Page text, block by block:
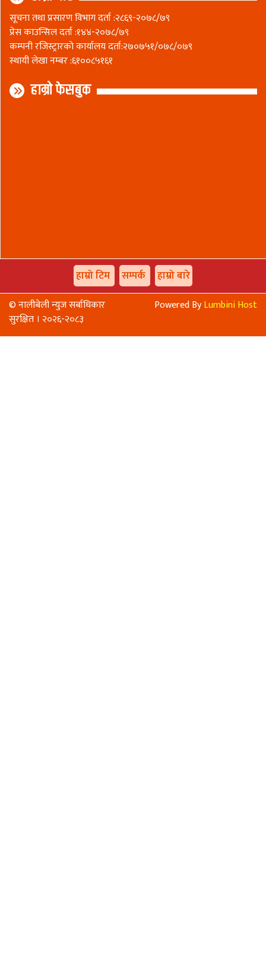
सूचना तथा प्रसारण विभाग दर्ता :२८६९-२०७८/७९
प्रेस काउन्सिल दर्ता :१४४-२०७८/७९
कम्पनी रजिस्ट्रारकाे कार्यालय दर्ता:२७०७५१/०७८/०७९
स्थायी लेखा नम्बर :६१००८५१६१
हाम्रो फेसबुक
हाम्रो टिम सम्पर्क हाम्रो बारे
© नालीबेली न्युज सर्बाधिकार
सुरक्षित । २०२६-२०८३
Powered ByLumbini Host